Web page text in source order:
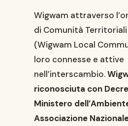
Wigwam attraverso
di Comunità
(Wigwam Local
loro connesse e attive
nell’interscambio.
riconosciuta con
Ministero
Associazione